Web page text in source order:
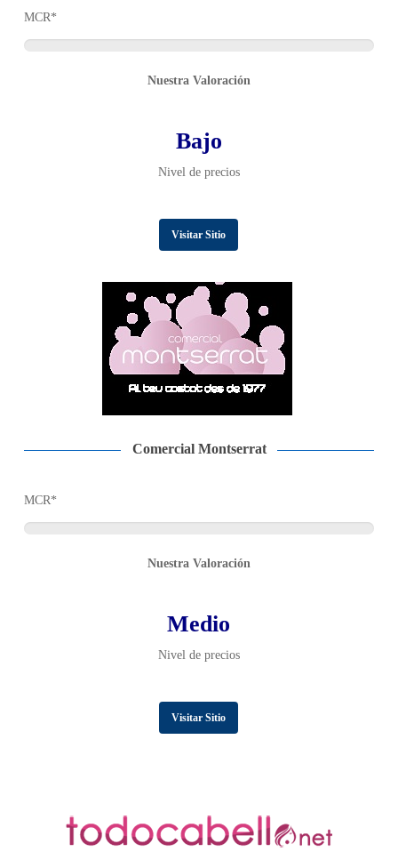
MCR*
Nuestra Valoración
Bajo
Nivel de precios
Visitar Sitio
Comercial Montserrat
MCR*
Nuestra Valoración
Medio
Nivel de precios
Visitar Sitio